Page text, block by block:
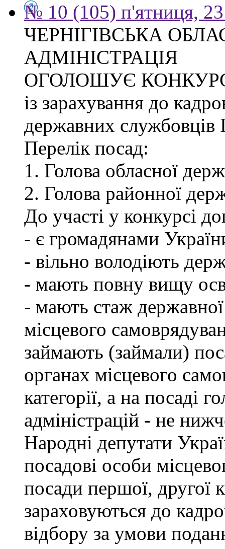
№ 10 (105) п'ятниця,
ЧЕРНІГІВСЬКА
АДМІНІСТРАЦІЯ
ОГОЛОШУЄ
із зарахування до
державних службовців
Перелік посад:
1. Голова обласної
2. Голова районної
До участі у конкурсі
- є громадянами
- вільно володіють
- мають повну вищу
- мають стаж
місцевого
займають (займали)
органах місцевого
категорії, а на посаді
адміністрацій - не
Народні депутати
посадові особи
посади першої, другої
зараховуються до
відбору за умови